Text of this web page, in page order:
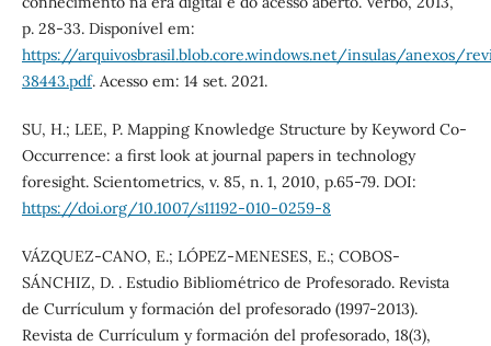
p. 28-33. Disponível em:
https://arquivosbrasil.blob.core.windows.net/insulas/anexos/
38443.pdf. Acesso em: 14 set. 2021.
SU, H.; LEE, P. Mapping Knowledge Structure by Keyword Co-
Occurrence: a first look at journal papers in technology
foresight. Scientometrics, v. 85, n. 1, 2010, p.65-79. DOI:
https://doi.org/10.1007/s11192-010-0259-8
VÁZQUEZ-CANO, E.; LÓPEZ-MENESES, E.; COBOS-
SÁNCHIZ, D. . Estudio Bibliométrico de Profesorado. Revista
de Currículum y formación del profesorado (1997-2013).
Revista de Currículum y formación del profesorado, 18(3),